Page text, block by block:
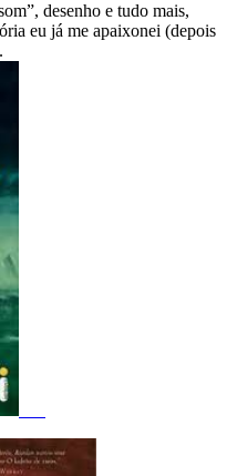
desenho e tudo mais,
eu já me apaixonei (depois
.